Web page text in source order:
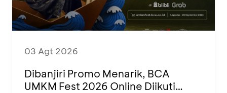
03 Agt 2026
Dibanjiri Promo Menarik, BCA
UMKM Fest 2026 Online Diikuti